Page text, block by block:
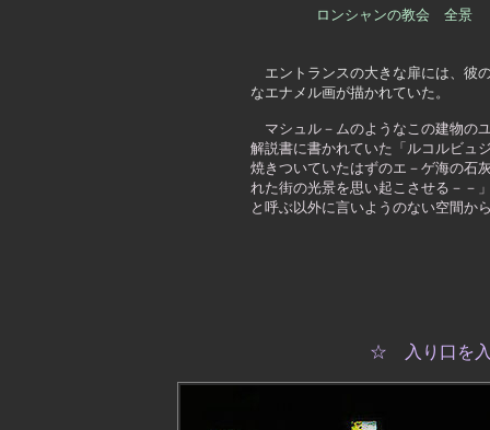
ロンシャンの教会　全景
エントランスの大きな扉には、彼
なエナメル画が描かれていた
マシュル－ムのようなこの建物の
解説書に書かれていた「ルコルビュ
焼きついていたはずのエ－ゲ海の石
れた街の光景を思い起こさせる－－
と呼ぶ以外に言いようのない空間か
☆ 入り口を